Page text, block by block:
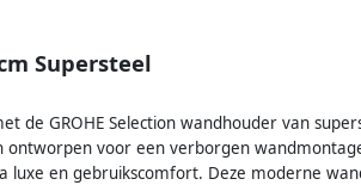
Supersteel
GROHE Selection wandhouder van
ontworpen voor een verborgen
en gebruikscomfort. Deze moderne